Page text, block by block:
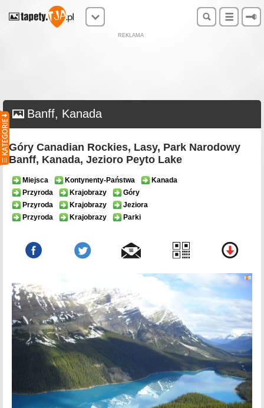
REKLAMA
Banff, Kanada
Góry Canadian Rockies, Lasy, Park Narodowy
Banff, Kanada, Jezioro Peyto Lake
Miejsca Kontynenty-Państwa
Kanada
Przyroda
Krajobrazy
Góry
Przyroda
Krajobrazy
Jeziora
Przyroda
Krajobrazy Parki